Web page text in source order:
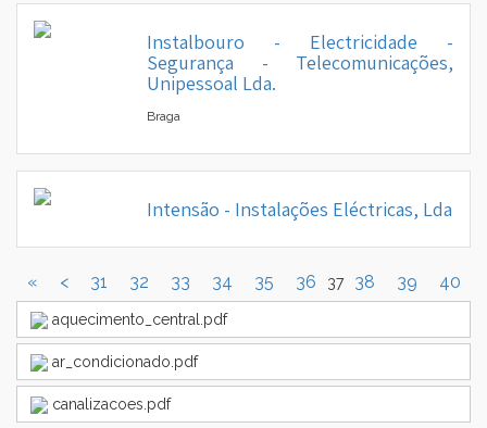
Instalbouro - Electricidade -
Segurança - Telecomunicações,
Unipessoal Lda.
Braga
Intensão - Instalações Eléctricas, Lda
« < 31 32 33 34 35 36 37 38 39 40
aquecimento_central.pdf
ar_condicionado.pdf
canalizacoes.pdf